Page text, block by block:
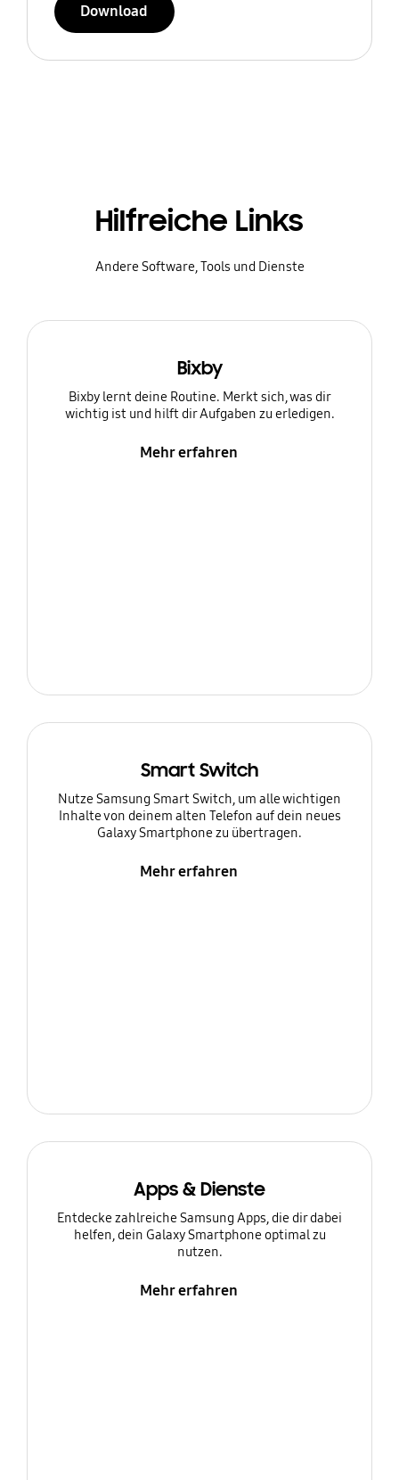
Download
Hilfreiche Links
Andere Software, Tools und Dienste
Bixby
Bixby lernt deine Routine. Merkt sich, was dir
wichtig ist und hilft dir Aufgaben zu erledigen.
Mehr erfahren
Smart Switch
Nutze Samsung Smart Switch, um alle wichtigen
Inhalte von deinem alten Telefon auf dein neues
Galaxy Smartphone zu übertragen.
Mehr erfahren
Apps & Dienste
Entdecke zahlreiche Samsung Apps, die dir dabei
helfen, dein Galaxy Smartphone optimal zu
nutzen.
Mehr erfahren